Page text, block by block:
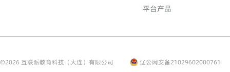
平台产品
©2026 互联派教育科技（大连）有限公司 辽公网安备21029602000761